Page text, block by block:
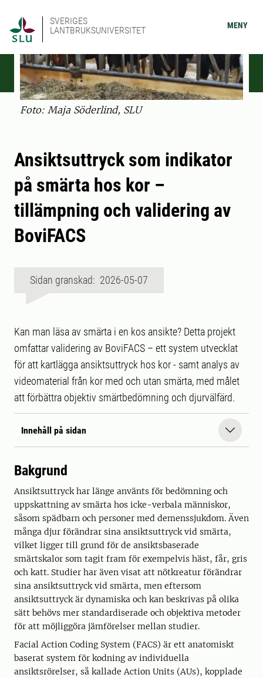
SVERIGES
LANTBRUKSUNIVERSITET
MENY
Foto: Maja Söderlind, SLU
Ansiktsuttryck som indikator
på smärta hos kor –
tillämpning och validering av
BoviFACS
Sidan granskad: 2026-05-07
Kan man läsa av smärta i en kos ansikte? Detta projekt
omfattar validering av BoviFACS – ett system utvecklat
för att kartlägga ansiktsuttryck hos kor - samt analys av
videomaterial från kor med och utan smärta, med målet
att förbättra objektiv smärtbedömning och djurvälfärd.
Innehåll på sidan
Bakgrund
Ansiktsuttryck har länge använts för bedömning och
uppskattning av smärta hos icke-verbala människor,
såsom spädbarn och personer med demenssjukdom. Även
många djur förändrar sina ansiktsuttryck vid smärta,
vilket ligger till grund för de ansiktsbaserade
smärtskalor som tagit fram för exempelvis häst, får, gris
och katt. Studier har även visat att nötkreatur förändrar
sina ansiktsuttryck vid smärta, men eftersom
ansiktsuttryck är dynamiska och kan beskrivas på olika
sätt behövs mer standardiserade och objektiva metoder
för att möjliggöra jämförelser mellan studier.
Facial Action Coding System (FACS) är ett anatomiskt
baserat system för kodning av individuella
ansiktsrörelser, så kallade Action Units (AUs), kopplade